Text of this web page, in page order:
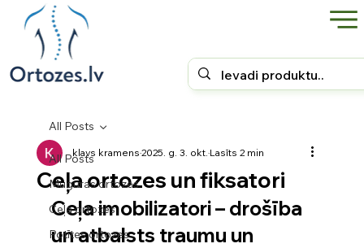
All Posts
Muguras ortozes
Ceļa ortozes
Potītes ortozes
All Posts
Ceļa ortozes un fiksatori
klavs kramens2025. g. 3. okt. Lasīts 2 min
Ceļa imobilizatori – drošība
un atbalsts traumu un